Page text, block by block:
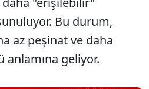
Bu durum,
az peşinat ve daha
geliyor.